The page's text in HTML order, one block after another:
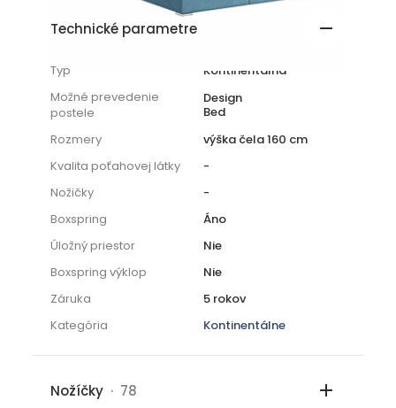
Technické parametre
Typ
Kontinentálna
Možné prevedenie
postele
Design
Bed
Rozmery
výška čela 160 cm
Kvalita poťahovej látky
-
Nožičky
-
Boxspring
Áno
Úložný priestor
Nie
Boxspring výklop
Nie
Záruka
5 rokov
Kategória
Kontinentálne
Nožíčky · 78